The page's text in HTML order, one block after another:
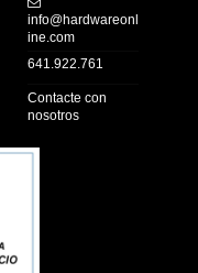
info@hardwareonl
ine.com
641.922.761
Contacte con
nosotros